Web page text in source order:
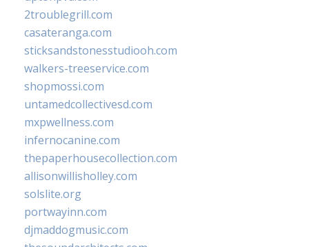
2troublegrill.com
casateranga.com
sticksandstonesstudiooh.com
walkers-treeservice.com
shopmossi.com
untamedcollectivesd.com
mxpwellness.com
infernocanine.com
thepaperhousecollection.com
allisonwillisholley.com
solslite.org
portwayinn.com
djmaddogmusic.com